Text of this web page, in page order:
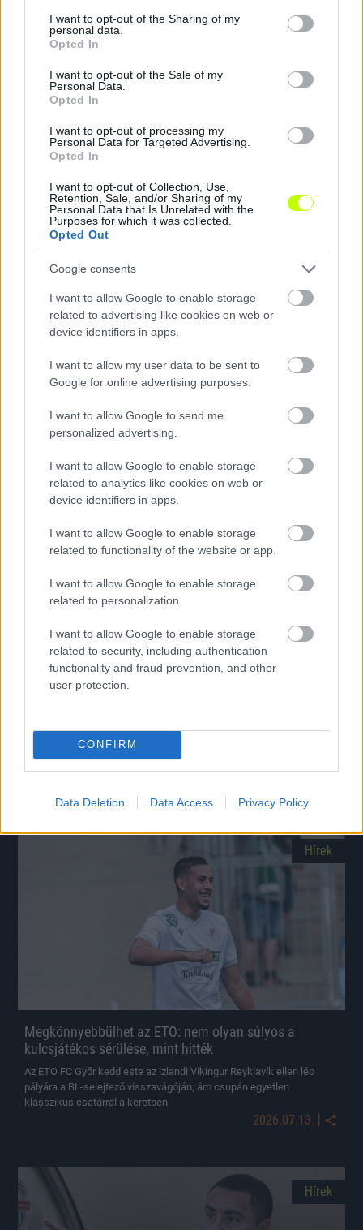
not limited to your visit or usage behaviour. You may click to
grant or deny consent to Google and its third-party tags to
use your data for below specified purposes in below Google
consent section.
I want to opt-out of the Sharing of my
personal data.
Opted In
I want to opt-out of the Sale of my
Personal Data.
Opted In
I want to opt-out of processing my
Personal Data for Targeted Advertising.
Opted In
I want to opt-out of Collection, Use,
Retention, Sale, and/or Sharing of my
Personal Data that Is Unrelated with the
Purposes for which it was collected.
Opted Out
Google consents
I want to allow Google to enable storage
related to advertising like cookies on web or
device identifiers in apps.
I want to allow my user data to be sent to
Google for online advertising purposes.
I want to allow Google to send me
personalized advertising.
I want to allow Google to enable storage
related to analytics like cookies on web or
device identifiers in apps.
I want to allow Google to enable storage
related to functionality of the website or app.
I want to allow Google to enable storage
related to personalization.
I want to allow Google to enable storage
related to security, including authentication
functionality and fraud prevention, and other
user protection.
CONFIRM
Data Deletion Data Access Privacy Policy
Szöveg forrása: FC Sheriff/Facebook
Megosztás:
KAPCSOLÓDÓ HÍREK
Hírek
Ferencváros
A PAOK hosszabbításban törte meg a Fradit a negyvenfokos
2026.08.05.
Hírek
A magyar bajnok ezek után az Konferencia-liga selejtezőjében
folytatja.
Hírek
Megkönnyebbülhet az ETO: nem olyan súlyos a
kulcsjátékos sérülése, mint hitték
Az ETO FC Győr kedd este az izlandi Víkingur Reykjavík ellen lép
pályára a BL-selejtező visszavágóján, ám csupán egyetlen
klasszikus csatárral a keretben.
2026.07.13. |
Hírek